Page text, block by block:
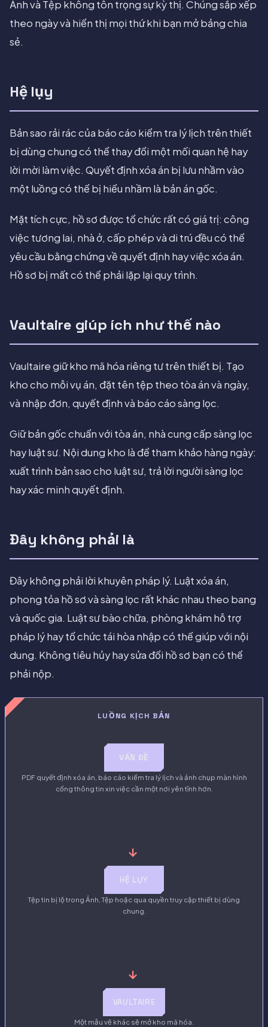
Ảnh và Tệp không tôn trọng sự kỳ thị. Chúng sắp xếp
theo ngày và hiển thị mọi thứ khi bạn mở bảng chia
sẻ.
Hệ lụy
Bản sao rải rác của báo cáo kiểm tra lý lịch trên thiết
bị dùng chung có thể thay đổi một mối quan hệ hay
lời mời làm việc. Quyết định xóa án bị lưu nhầm vào
một luồng có thể bị hiểu nhầm là bản án gốc.
Mặt tích cực, hồ sơ được tổ chức rất có giá trị: công
việc tương lai, nhà ở, cấp phép và di trú đều có thể
yêu cầu bằng chứng về quyết định hay việc xóa án.
Hồ sơ bị mất có thể phải lặp lại quy trình.
Vaultaire giúp ích như thế nào
Vaultaire giữ kho mã hóa riêng tư trên thiết bị. Tạo
kho cho mỗi vụ án, đặt tên tệp theo tòa án và ngày,
và nhập đơn, quyết định và báo cáo sàng lọc.
Giữ bản gốc chuẩn với tòa án, nhà cung cấp sàng lọc
hay luật sư. Nội dung kho là để tham khảo hàng ngày:
xuất trình bản sao cho luật sư, trả lời người sàng lọc
hay xác minh quyết định.
Đây không phải là
Đây không phải lời khuyên pháp lý. Luật xóa án,
phong tỏa hồ sơ và sàng lọc rất khác nhau theo bang
và quốc gia. Luật sư bào chữa, phòng khám hỗ trợ
pháp lý hay tổ chức tái hòa nhập có thể giúp với nội
dung. Không tiêu hủy hay sửa đổi hồ sơ bạn có thể
phải nộp.
LUỒNG KỊCH BẢN
VẤN ĐỀ
PDF quyết định xóa án, báo cáo kiểm tra lý lịch và ảnh chụp màn hình
cổng thông tin xin việc cần một nơi yên tĩnh hơn.
→
HỆ LỤY
Tệp tin bị lộ trong Ảnh, Tệp hoặc qua quyền truy cập thiết bị dùng
chung.
→
VAULTAIRE
Một mẫu vẽ khác sẽ mở kho mã hóa.